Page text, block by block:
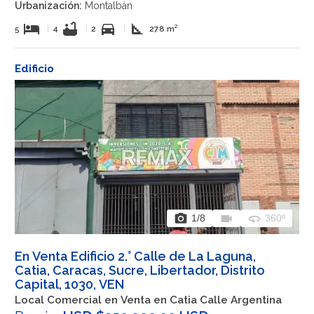
Urbanización: Montalbán
5 hotel 4 bathtub 2 directions_car square_foot 278 m²
Edificio
photo_camera 1/8 videocam 360 360º
En Venta Edificio 2.° Calle de La Laguna,
Catia, Caracas, Sucre, Libertador, Distrito
Capital, 1030, VEN
Local Comercial en Venta en Catia Calle Argentina